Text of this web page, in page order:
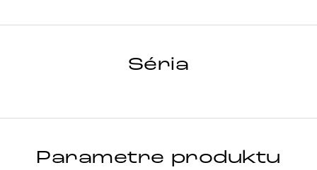
Séria
Parametre produktu